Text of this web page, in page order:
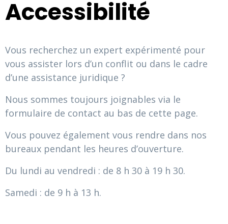
Accessibilité
Vous recherchez un expert expérimenté pour
vous assister lors d’un conflit ou dans le cadre
d’une assistance juridique ?
Nous sommes toujours joignables via le
formulaire de contact au bas de cette page.
Vous pouvez également vous rendre dans nos
bureaux pendant les heures d’ouverture.
Du lundi au vendredi : de 8 h 30 à 19 h 30.
Samedi : de 9 h à 13 h.